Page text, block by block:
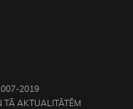
2019
TĀ AKTUALITĀTĒM